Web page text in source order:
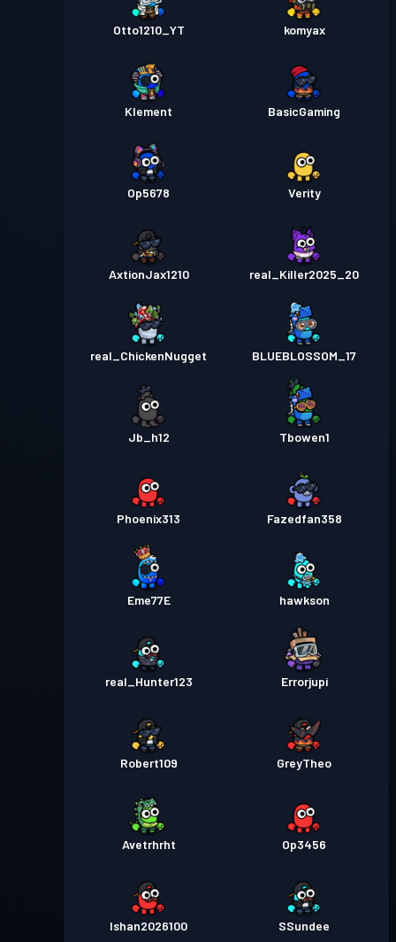
Otto1210_YT komyax
Klement BasicGaming
Op5678 Verity
AxtionJax1210 real_Killer2025_20
real_ChickenNugget BLUEBLOSSOM_17
Jb_h12 Tbowen1
Phoenix313 Fazedfan358
Eme77E hawkson
real_Hunter123 Errorjupi
Robert109 GreyTheo
Avetrhrht Op3456
Ishan2026100 SSundee